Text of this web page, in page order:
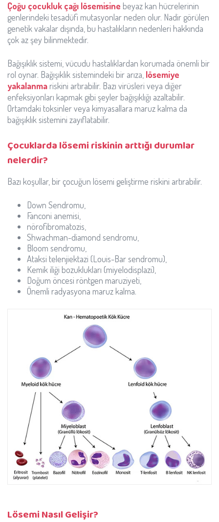
Çoğu çocukluk çağı lösemisine beyaz kan hücrelerinin
genlerindeki tesadüfi mutasyonlar neden olur. Nadir görülen
genetik vakalar dışında, bu hastalıkların nedenleri hakkında
çok az şey bilinmektedir.
Bağışıklık sistemi, vücudu hastalıklardan korumada önemli bir
rol oynar. Bağışıklık sistemindeki bir arıza, lösemiye
yakalanma riskini artırabilir. Bazı virüsleri veya diğer
enfeksiyonları kapmak gibi şeyler bağışıklığı azaltabilir.
Ortamdaki toksinler veya kimyasallara maruz kalma da
bağışıklık sistemini zayıflatabilir.
Çocuklarda lösemi riskinin arttığı durumlar
nelerdir?
Bazı koşullar, bir çocuğun lösemi geliştirme riskini artırabilir.
Down Sendromu,
Fanconi anemisi,
nörofibromatozis,
Shwachman-diamond sendromu,
Bloom sendromu,
Ataksi telenjiektazi (Louis-Bar sendromu),
Kemik iliği bozuklukları (miyelodisplazi),
Doğum öncesi röntgen maruziyeti,
Önemli radyasyona maruz kalma.
Lösemi Nasıl Gelişir?